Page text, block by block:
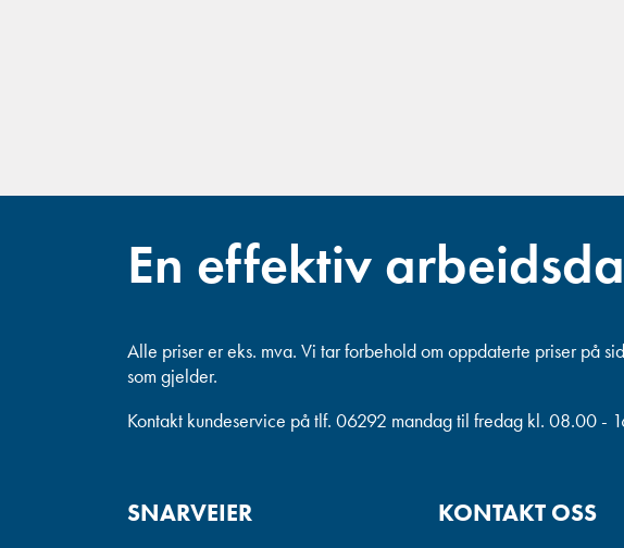
En effektiv
Alle priser er eks. mva. Vi tar forbehold om oppdaterte priser på
som gjelder.
Kontakt kundeservice på tlf. 06292 mandag til fredag kl. 08.00 -
SNARVEIER KONTAKT OSS